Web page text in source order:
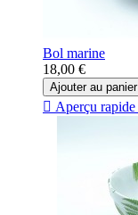
Bol marine
18,00 €
Ajouter au panier
 Aperçu rapide